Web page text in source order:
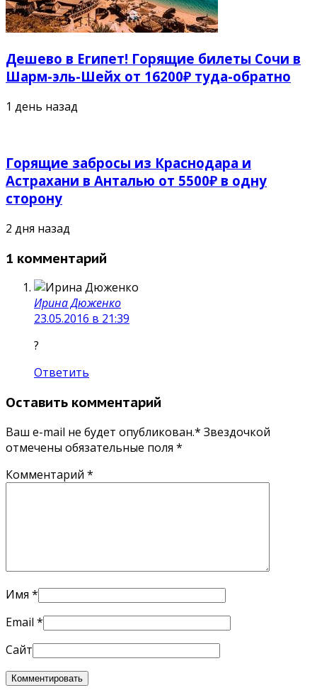
Дешево в Египет! Горящие билеты Сочи в
Шарм-эль-Шейх от 16200₽ туда-обратно
1 день назад
Горящие забросы из Краснодара и
Астрахани в Анталью от 5500₽ в одну
сторону
2 дня назад
1 комментарий
Ирина Дюженко
23.05.2016 в 21:39
?
Ответить
Оставить комментарий
Ваш e-mail не будет опубликован.* Звездочкой
отмечены обязательные поля *
Комментарий *
Имя *
Email *
Сайт